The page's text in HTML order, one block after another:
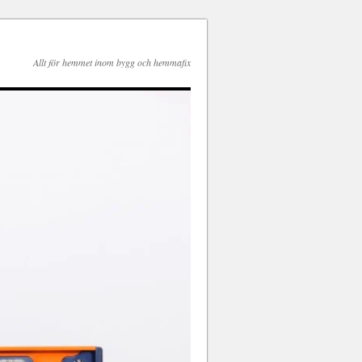
Allt för hemmet inom bygg och hemmafix